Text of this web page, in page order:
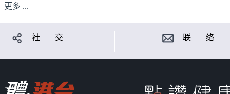
更多 ...
社 交 联 络